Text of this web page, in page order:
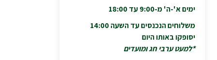
ימים א'-ה' מ-9:00 עד 18:00
משלוחים הנכנסים עד השעה 14:00
יסופקו באותו היום
*למעט ערבי חג ומועדים